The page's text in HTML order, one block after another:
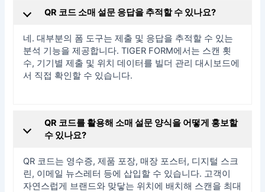
QR 코드 소매 설문 응답을 추적할 수 있나요?
네. 대부분의 폼 도구는 제출 및 응답을 추적할 수 있는
분석 기능을 제공합니다. TIGER FORM에서는 스캔 횟
수, 기기별 제출 및 위치 데이터를 빌더 관리 대시보드에
서 직접 확인할 수 있습니다.
QR 코드를 활용해 소매 설문 양식을 어떻게 홍보할
수 있나요?
QR 코드는 영수증, 제품 포장, 매장 포스터, 디지털 스크
린, 이메일 뉴스레터 등에 삽입할 수 있습니다. 고객이
자연스럽게 브랜드와 맞닿는 위치에 배치해 스캔을 최대